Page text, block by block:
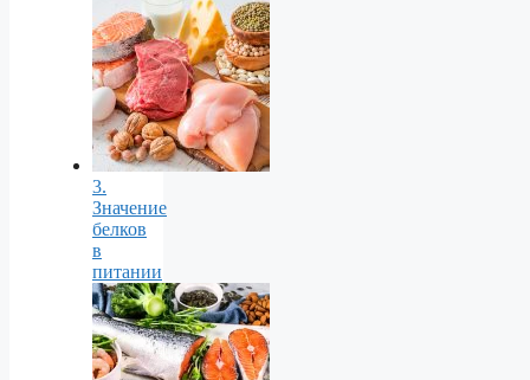
3.
Значение
белков
в
питании